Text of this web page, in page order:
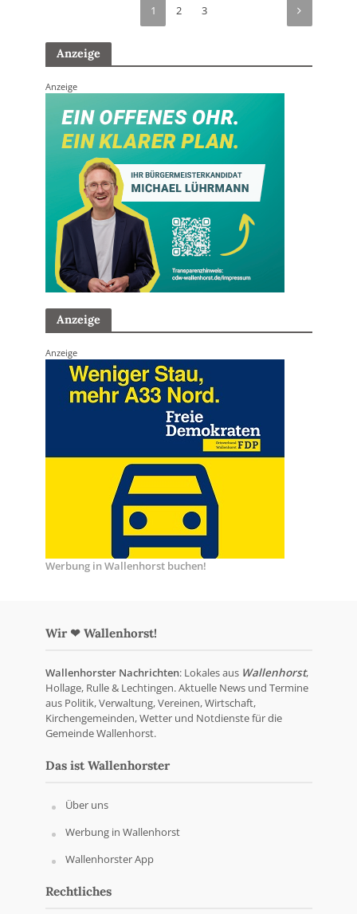
1 2 3
Anzeige
Anzeige
Anzeige
Anzeige
Werbung in Wallenhorst buchen!
Wir ❤ Wallenhorst!
Wallenhorster Nachrichten: Lokales aus Wallenhorst,
Hollage, Rulle & Lechtingen. Aktuelle News und Termine
aus Politik, Verwaltung, Vereinen, Wirtschaft,
Kirchengemeinden, Wetter und Notdienste für die
Gemeinde Wallenhorst.
Das ist Wallenhorster
Über uns
Werbung in Wallenhorst
Wallenhorster App
Rechtliches